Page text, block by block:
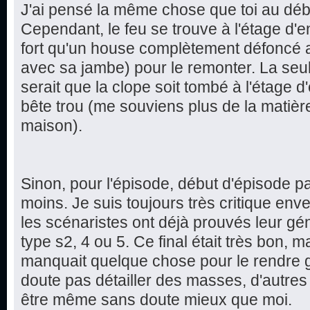
J'ai pensé la même chose que toi au
Cependant, le feu se trouve à l'étage
fort qu'un house complètement défoncé
avec sa jambe) pour le remonter. La
serait que la clope soit tombé à l'étage
bête trou (me souviens plus de la
maison).
Sinon, pour l'épisode, début d'épisode
moins. Je suis toujours très critique
les scénaristes ont déjà prouvés leur
type s2, 4 ou 5. Ce final était très bon,
manquait quelque chose pour le rendre
doute pas détailler des masses,
être même sans doute mieux que moi.